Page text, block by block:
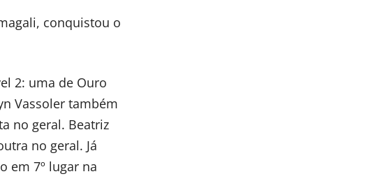
conquistou o
2: uma de Ouro
Vassoler também
no geral. Beatriz
no geral. Já
em 7º lugar na